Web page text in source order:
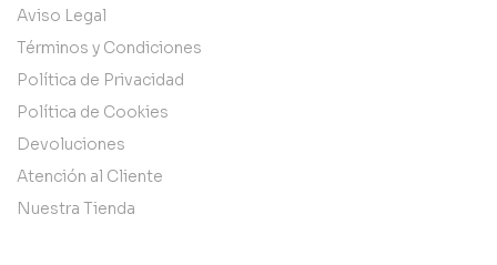
Aviso Legal
Términos y Condiciones
Política de Privacidad
Política de Cookies
Devoluciones
Atención al Cliente
Nuestra Tienda